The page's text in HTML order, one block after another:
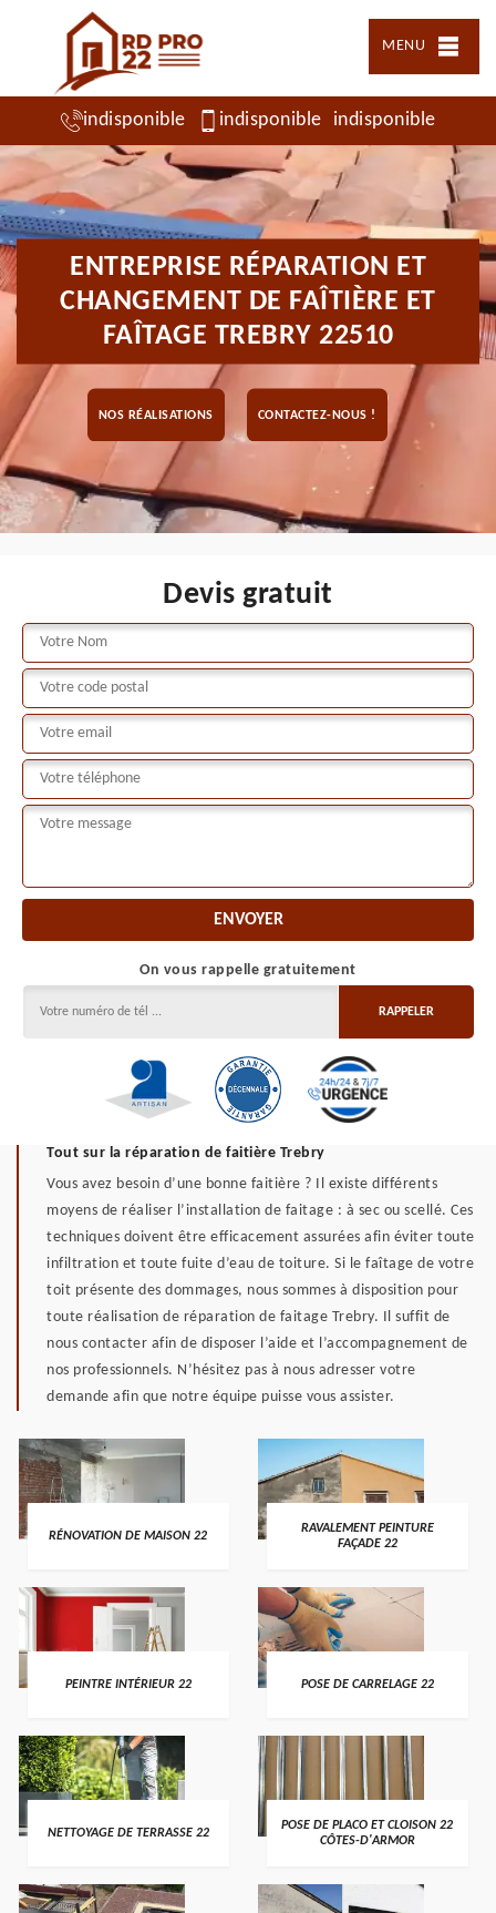
MENU
indisponible indisponible indisponible
ENTREPRISE RÉPARATION ET
CHANGEMENT DE FAÎTIÈRE ET
FAÎTAGE TREBRY 22510
NOS RÉALISATIONS CONTACTEZ-NOUS !
Devis gratuit
On vous rappelle gratuitement
Tout sur la réparation de faitière Trebry
Vous avez besoin d’une bonne faitière ? Il existe différents
moyens de réaliser l’installation de faitage : à sec ou scellé. Ces
techniques doivent être efficacement assurées afin éviter toute
infiltration et toute fuite d’eau de toiture. Si le faîtage de votre
toit présente des dommages, nous sommes à disposition pour
toute réalisation de réparation de faitage Trebry. Il suffit de
nous contacter afin de disposer l’aide et l’accompagnement de
nos professionnels. N’hésitez pas à nous adresser votre
demande afin que notre équipe puisse vous assister.
RÉNOVATION DE MAISON 22
RAVALEMENT PEINTURE
FAÇADE 22
PEINTRE INTÉRIEUR 22 POSE DE CARRELAGE 22
NETTOYAGE DE TERRASSE 22
POSE DE PLACO ET CLOISON 22
CÔTES-D'ARMOR